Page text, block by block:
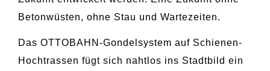
Betonwüsten, ohne Stau und Wartezeiten.
Das OTTOBAHN-Gondelsystem auf Schienen-
Hochtrassen fügt sich nahtlos ins Stadtbild ein